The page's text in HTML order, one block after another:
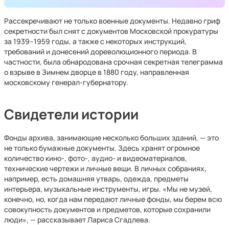
Рассекречивают не только военные документы. Недавно гриф
секретности был снят с документов Московской прокуратуры
за 1939–1959 годы, а также с некоторых инструкций,
требований и донесений дореволюционного периода. В
частности, была обнародована срочная секретная телеграмма
о взрыве в Зимнем дворце в 1880 году, направленная
московскому генерал-губернатору.
Свидетели истории
Фонды архива, занимающие несколько больших зданий, — это
не только бумажные документы. Здесь хранят огромное
количество кино-, фото-, аудио- и видеоматериалов,
технические чертежи и личные вещи. В личных собраниях,
например, есть домашняя утварь, одежда, предметы
интерьера, музыкальные инструменты, игры. «Мы не музей,
конечно, но, когда нам передают личные фонды, мы берем всю
совокупность документов и предметов, которые сохранили
люди», — рассказывает Лариса Сгадлева.